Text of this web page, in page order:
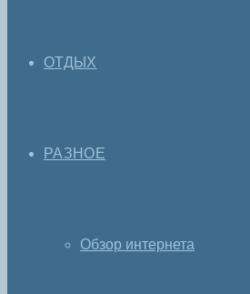
ОТДЫХ
РАЗНОЕ
Обзор интернета